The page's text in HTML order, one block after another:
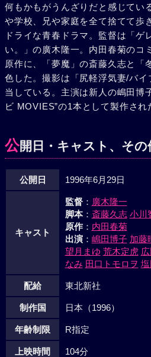
にもかもがうんざりだと思ったみ
眠れる場所を探すために、夜明け
何もかもがうんざりだと感じてい
や学校、兄や家庭を全て捨てて歩
ドライな青春ドラマ。監督は「ゲ
い。」の廣木隆一。内田春菊のコ
原作に、「夢魔」の斎藤久志と「
色した。撮影は「尻軽浮気妻/バ
当している。主演は新人の嶋田博
ビ MOVIES”の1本として製作され
公開日・キャスト、その
公開日 1996年6月29日
キャスト
監督： 廣木隆一
脚本： 斎藤久志 小川
原作： 内田春菊
出演： 嶋田博子 加藤
望月まゆ 荒木定虎
なみ 田口トモロヲ
配給 東北新社
制作国 日本（1996）
年齢制限 R指定
上映時間 104分